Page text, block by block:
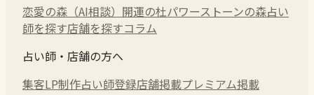
恋愛の森（AI相談） 開運の杜パワーストーンの森占い
師を探す店舗を探すコラム
占い師・店舗の方へ
集客LP制作占い師登録店舗掲載プレミアム掲載